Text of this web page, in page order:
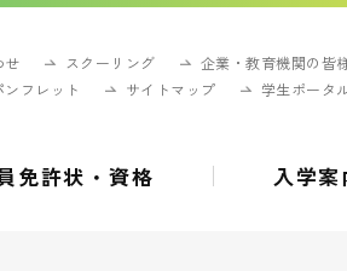
せ スクーリング
企業・教育機関の皆
フレット
サイトマップ 学生ポータ
免許状・資格 入学案